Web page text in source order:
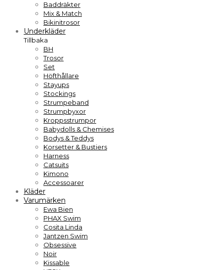
Baddräkter
Mix & Match
Bikinitrosor
Underkläder
Tillbaka
BH
Trosor
Set
Höfthållare
Stayups
Stockings
Strumpeband
Strumpbyxor
Kroppsstrumpor
Babydolls & Chemises
Bodys & Teddys
Korsetter & Bustiers
Harness
Catsuits
Kimono
Accessoarer
Kläder
Varumärken
Ewa Bien
PHAX Swim
Cosita Linda
Jantzen Swim
Obsessive
Noir
Kissable